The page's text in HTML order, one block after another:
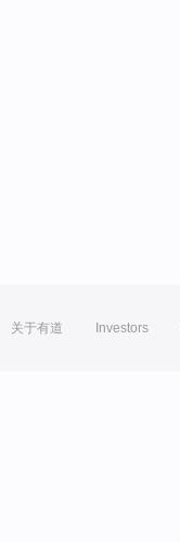
关于有道 Investors